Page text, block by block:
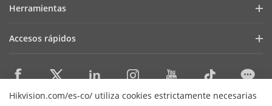
Hikvision.com/es-co/ utiliza cookies estrictamente necesarias
Enfoque en la Calidad
Casos de Éxito
Encuentra un Partner Tecnológico
Plataforma Abierta Integrada de Hikvision (HEOP)
Centro de Contenido
Herramientas
Software de Gestión
SDKs de Integración
Accesos rápidos
Dónde Comprar
Productos Descontinuados